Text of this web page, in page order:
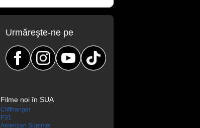
Urmăreşte-ne pe
Filme noi în SUA
Cliffhanger
P31
American Summer